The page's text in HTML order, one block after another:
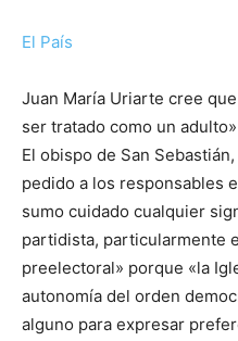
El País
Juan María Uriarte cree
ser tratado como un adulto»
El obispo de San
pedido a los responsables
sumo cuidado cualquier
partidista, particularmente
preelectoral» porque «la
autonomía del orden
alguno para expresar